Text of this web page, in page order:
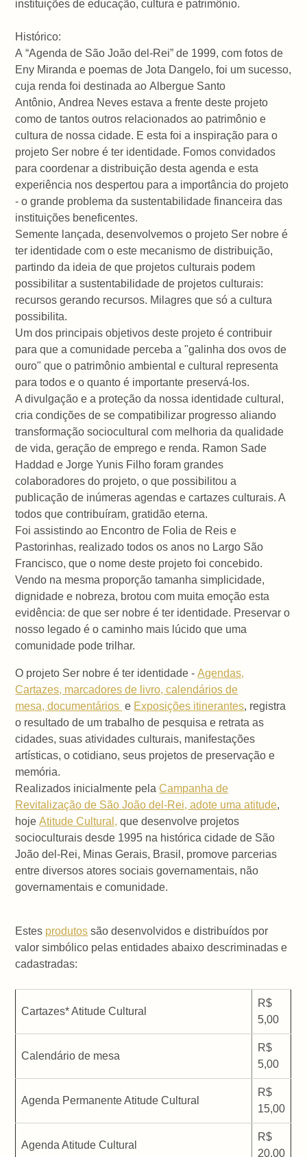
instituições de educação, cultura e patrimônio.
Histórico:
A “Agenda de São João del-Rei” de 1999, com fotos de
Eny Miranda e poemas de Jota Dangelo, foi um sucesso,
cuja renda foi destinada ao Albergue Santo
Antônio, Andrea Neves estava a frente deste projeto
como de tantos outros relacionados ao patrimônio e
cultura de nossa cidade. E esta foi a inspiração para o
projeto Ser nobre é ter identidade. Fomos convidados
para coordenar a distribuição desta agenda e esta
experiência nos despertou para a importância do projeto
- o grande problema da sustentabilidade financeira das
instituições beneficentes.
Semente lançada, desenvolvemos o projeto Ser nobre é
ter identidade com o este mecanismo de distribuição,
partindo da ideia de que projetos culturais podem
possibilitar a sustentabilidade de projetos culturais:
recursos gerando recursos. Milagres que só a cultura
possibilita.
Um dos principais objetivos deste projeto é contribuir
para que a comunidade perceba a "galinha dos ovos de
ouro" que o patrimônio ambiental e cultural representa
para todos e o quanto é importante preservá-los.
A divulgação e a proteção da nossa identidade cultural,
cria condições de se compatibilizar progresso aliando
transformação sociocultural com melhoria da qualidade
de vida, geração de emprego e renda. Ramon Sade
Haddad e Jorge Yunis Filho foram grandes
colaboradores do projeto, o que possibilitou a
publicação de inúmeras agendas e cartazes culturais. A
todos que contribuíram, gratidão eterna.
Foi assistindo ao Encontro de Folia de Reis e
Pastorinhas, realizado todos os anos no Largo São
Francisco, que o nome deste projeto foi concebido.
Vendo na mesma proporção tamanha simplicidade,
dignidade e nobreza, brotou com muita emoção esta
evidência: de que ser nobre é ter identidade. Preservar o
nosso legado é o caminho mais lúcido que uma
comunidade pode trilhar.
O projeto Ser nobre é ter identidade -Agendas,
Cartazes, marcadores de livro, calendários de
mesa, documentários e Exposições itinerantes, registra
o resultado de um trabalho de pesquisa e retrata as
cidades, suas atividades culturais, manifestações
artísticas, o cotidiano, seus projetos de preservação e
memória.
Realizados inicialmente pelaCampanha de
Revitalização de São João del-Rei, adote uma atitude,
hojeAtitude Cultural, que desenvolve projetos
socioculturais desde 1995 na histórica cidade de São
João del-Rei, Minas Gerais, Brasil, promove parcerias
entre diversos atores sociais governamentais, não
governamentais e comunidade.
Estes produtos são desenvolvidos e distribuídos por
valor simbólico pelas entidades abaixo descriminadas e
cadastradas:
Cartazes* Atitude Cultural
R$
5,00
Calendário de mesa
R$
5,00
Agenda Permanente Atitude Cultural
R$
15,00
Agenda Atitude Cultural
R$
20,00